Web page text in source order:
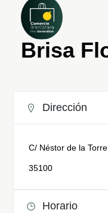
Brisa
Dirección
C/ Néstor de la
35100
Horario